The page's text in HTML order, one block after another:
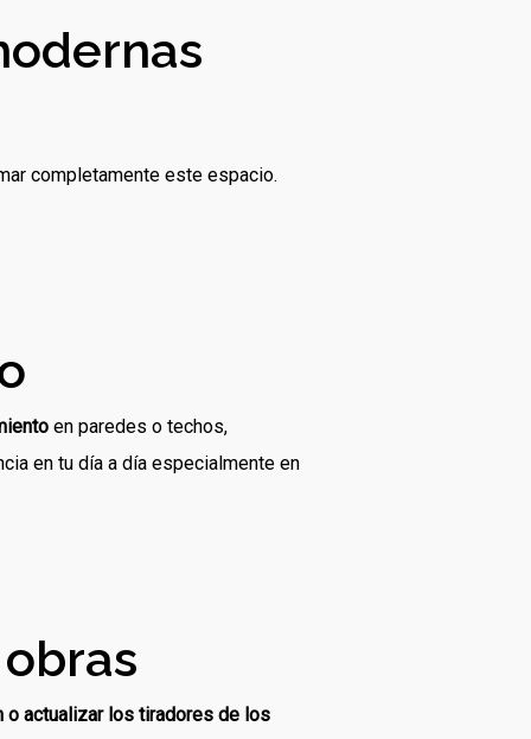
completamente este espacio.
en paredes o techos,
en tu día a día especialmente en
o actualizar los tiradores de los